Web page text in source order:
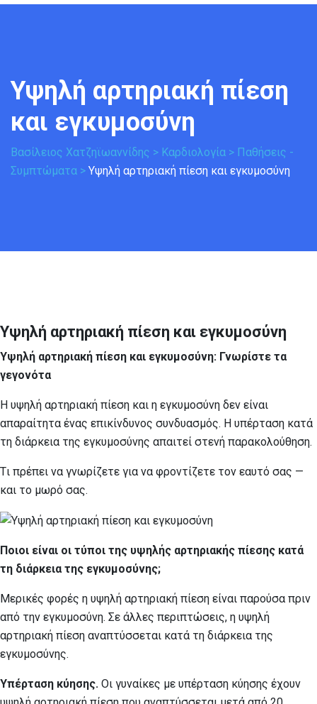
Υψηλή αρτηριακή πίεση
και εγκυμοσύνη
Βασίλειος Χατζηϊωαννίδης > Καρδιολογία > Παθήσεις -
Συμπτώματα > Υψηλή αρτηριακή πίεση και εγκυμοσύνη
Υψηλή αρτηριακή πίεση και εγκυμοσύνη
Υψηλή αρτηριακή πίεση και εγκυμοσύνη: Γνωρίστε τα
γεγονότα
Η υψηλή αρτηριακή πίεση και η εγκυμοσύνη δεν είναι
απαραίτητα ένας επικίνδυνος συνδυασμός. Η υπέρταση κατά
τη διάρκεια της εγκυμοσύνης απαιτεί στενή παρακολούθηση.
Tι πρέπει να γνωρίζετε για να φροντίζετε τον εαυτό σας —
και το μωρό σας.
Ποιοι είναι οι τύποι της υψηλής αρτηριακής πίεσης κατά
τη διάρκεια της εγκυμοσύνης;
Μερικές φορές η υψηλή αρτηριακή πίεση είναι παρούσα πριν
από την εγκυμοσύνη. Σε άλλες περιπτώσεις, η υψηλή
αρτηριακή πίεση αναπτύσσεται κατά τη διάρκεια της
εγκυμοσύνης.
Υπέρταση κύησης. Οι γυναίκες με υπέρταση κύησης έχουν